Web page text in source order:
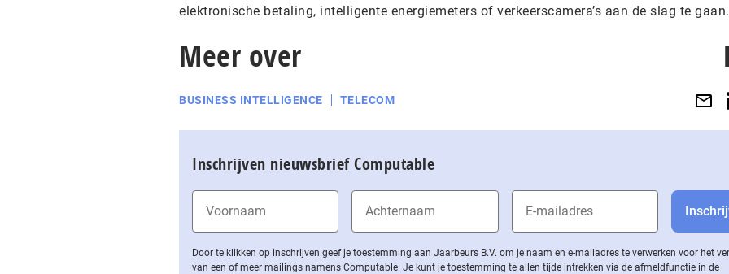
elektronische betaling, intelligente energiemeters of verkeerscamera’s aan de slag te gaan.
Meer over
BUSINESS INTELLIGENCE TELECOM
Inschrijven nieuwsbrief Computable
Door te klikken op inschrijven geef je toestemming aan Jaarbeurs B.V. om je naam en e-mailadres te verwerken voor het
van een of meer mailings namens Computable. Je kunt je toestemming te allen tijde intrekken via de af­meld­func­tie in de